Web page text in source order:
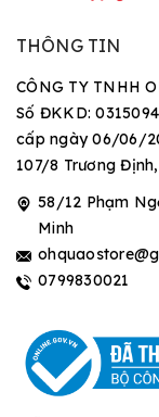
THÔNG TIN
CÔNG TY TNHH
Số ĐKKD:
cấp ngày 06/06/
107/8 Trương
58/12 Phạm
Minh
0799830021